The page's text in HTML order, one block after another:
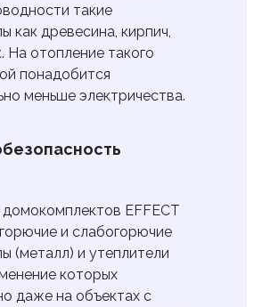
такие
как древесина, кирпич,
На отопление такого
понадобится
меньше электричества.
EFFECT
и слабогорючие
(металл) и утеплители
которых
даже на объектах с